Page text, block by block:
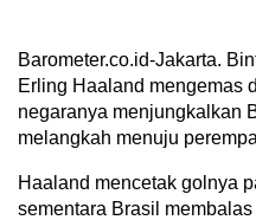
Barometer.co.id-Jakarta.
Erling Haaland mengemas
negaranya menjungkalkan
melangkah menuju
Haaland mencetak golnya
sementara Brasil